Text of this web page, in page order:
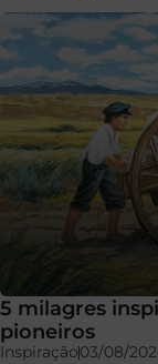
5 milagres
pioneiros
Inspiração03/08/